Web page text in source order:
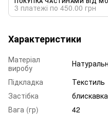
3 платежі по 450.00 грн
Характеристики
Матеріал
виробу
Підкладка
Текстиль
Застібка
блискавка
Вага (гр)
42